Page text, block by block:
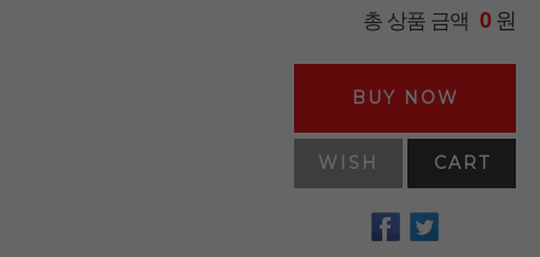
총 상품 금액 0원
BUY NOW
WISH CART